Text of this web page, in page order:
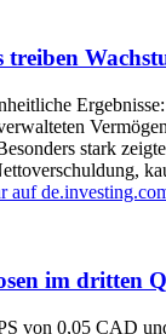
stark
auf
im dritten
von 0,05 CAD